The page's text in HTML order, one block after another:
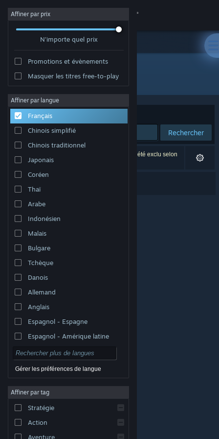
Se connecter
Magasin
À propos
Support
Changer la langue
Télécharger l'application mobile Steam
Voir version ordi. du site
© Valve Corporation. Tous droits réservés. Toutes les
titulaires aux États-Unis et dans d'autres pays.
Accessibilité
Remboursements
Affiner par prix
N'importe quel prix
Promotions et évènements
Masquer les titres free-to-play
Affiner par langue
Français
Chinois simplifié
Chinois traditionnel
Japonais
Coréen
Thaï
Arabe
Indonésien
Malais
Bulgare
Tchèque
Danois
Allemand
Anglais
Espagnol - Espagne
Espagnol - Amérique latine
Gérer les préférences de langue
Affiner par tag
Stratégie
Action
Aventure
Développement : Carl Burton
Trier par Pertinence
Rechercher
1 résultat correspond à votre recherche. 1 titre a été exclu selon
vos préférences.